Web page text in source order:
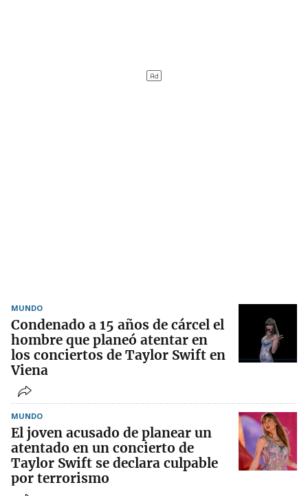
MUNDO
Condenado a 15 años de cárcel el
hombre que planeó atentar en
los conciertos de Taylor Swift en
Viena
MUNDO
El joven acusado de planear un
atentado en un concierto de
Taylor Swift se declara culpable
por terrorismo